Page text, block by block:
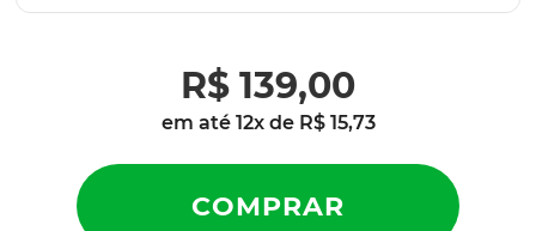
R$ 139,00
em até 12x de R$ 15,73